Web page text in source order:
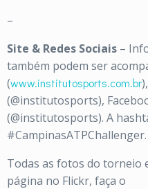
–
Site & Redes Sociais –
também podem ser
(www.institutosports.com.br
(@institutosports),
(@institutosports). A
#CampinasATPChallenger.
Todas as fotos do torneio
página no Flickr, faça o